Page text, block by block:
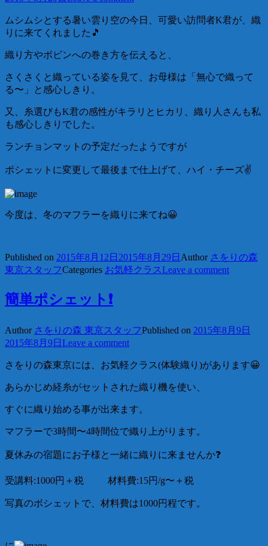
ムシムシとする暑い雲り空の今日、可愛い訪問者K君が、織
りに来てくれました🎵
織り方やボビンへの巻き方を伝えると、
さくさくと織っている姿を見て、お母様は「無心で織って
る〜」と感心しきり。
又、糸選びもK君の感性がキラリとヒカリ、織り人さんも私
も感心しきりでした。
ランチョンマットの予定だったようですが
ポシェットに変更して最後まで仕上げて、ハイ・チーズ✌️
今度は、冬のマフラーを織りに来てね😀
Published on 2015年8月12日 2015年8月29日 Author さをりの森
東京スタッフCategories お気軽クラスLeave a comment
簡単ポシェット❗️
Author さをりの森 東京スタッフPublished on 2015年8月9日
2015年8月9日 Leave a comment
さをりの森東京には、お気軽クラス(体験織り)があります😀
あらかじめ経糸がセットされた織り機を使い、
すぐに織り始める事が出来ます。
マフラーで3時間〜4時間位で織り上がります。
夏休みの宿題にお子様と一緒に織りに来ませんか❓
受講料:1000円＋税 材料費:15円/g〜＋税
写真のボシェットで、材料費は1000円程です。